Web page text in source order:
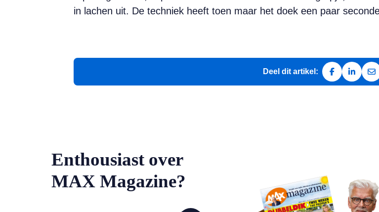
in lachen uit. De techniek heeft toen maar het doek een paar
Deel dit artikel:
Deel opDeel op
Enthousiast over
MAX Magazine?